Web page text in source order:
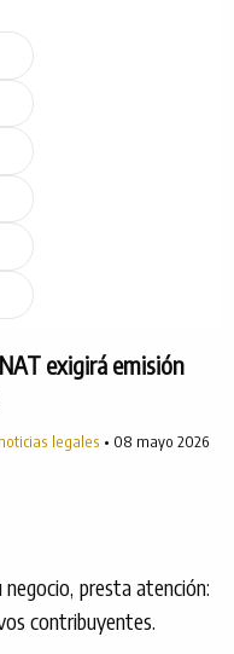
exigirá emisión
legales • 08 mayo 2026
presta atención:
contribuyentes.